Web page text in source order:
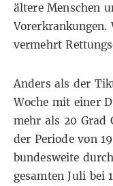
ältere Menschen
vermehrt
Anders als der
Woche mit einer
mehr als 20 Grad
der Periode von
bundesweite
gesamten Juli bei